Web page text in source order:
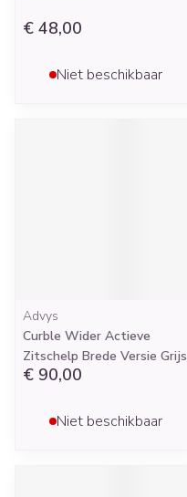
€ 48,00
Niet beschikbaar
Advys
Curble Wider Actieve
Zitschelp Brede Versie Grijs
€ 90,00
Niet beschikbaar